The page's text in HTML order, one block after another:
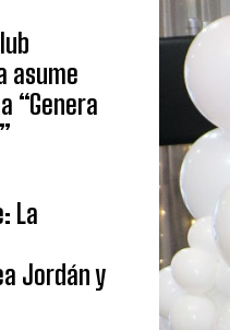
asume
“Genera
La
Jordán y